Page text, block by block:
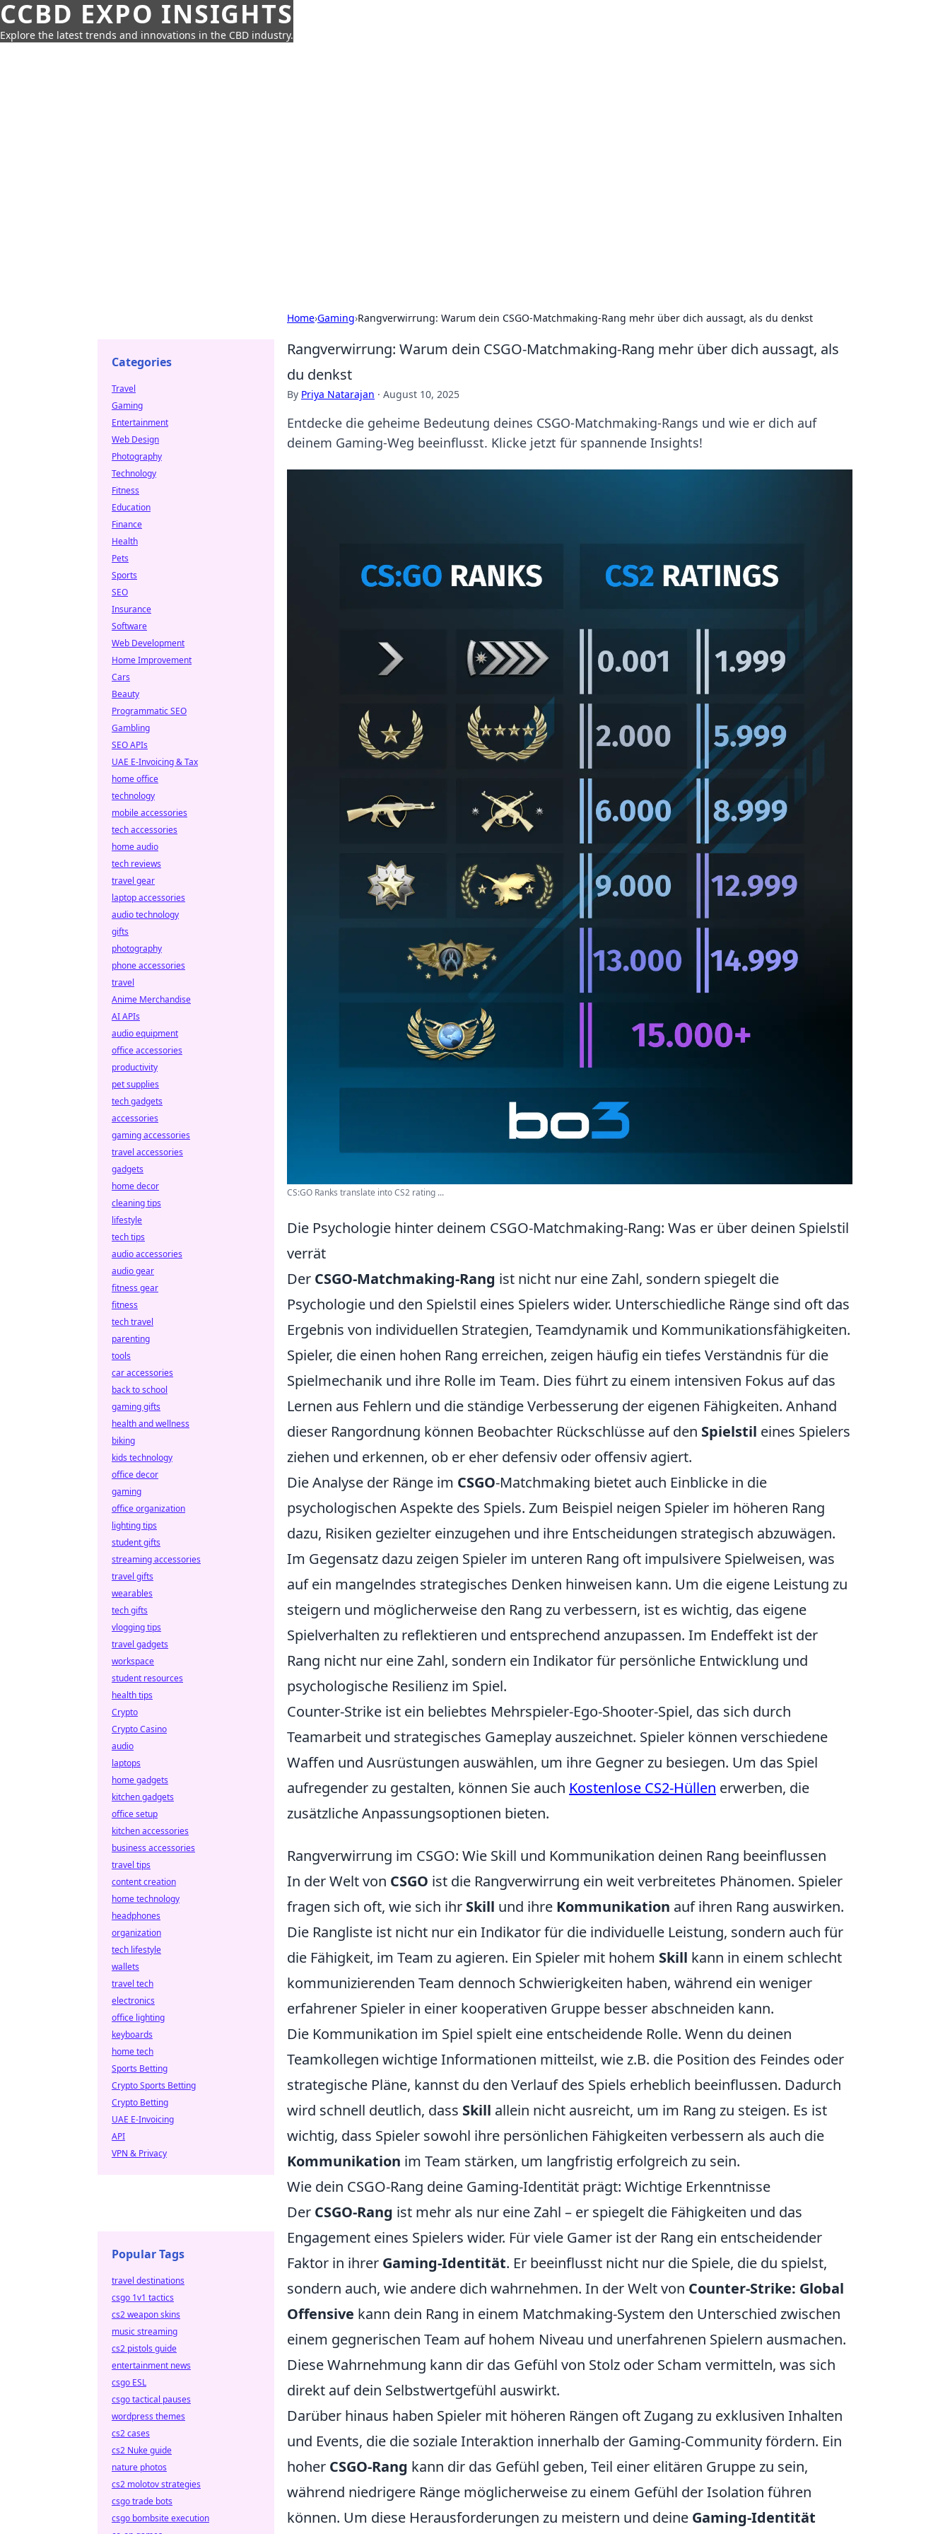
CCBD EXPO INSIGHTS
Explore the latest trends and innovations in the CBD industry.
Home›Gaming›Rangverwirrung: Warum dein CSGO-Matchmaking-Rang mehr über dich aussagt, als du denkst
Rangverwirrung: Warum dein CSGO-Matchmaking-Rang mehr über dich aussagt, als
du denkst
By Priya Natarajan · August 10, 2025
Entdecke die geheime Bedeutung deines CSGO-Matchmaking-Rangs und wie er dich auf
deinem Gaming-Weg beeinflusst. Klicke jetzt für spannende Insights!
CS:GO Ranks translate into CS2 rating ...
Die Psychologie hinter deinem CSGO-Matchmaking-Rang: Was er über deinen Spielstil
verrät
Der CSGO-Matchmaking-Rang ist nicht nur eine Zahl, sondern spiegelt die
Psychologie und den Spielstil eines Spielers wider. Unterschiedliche Ränge sind oft das
Ergebnis von individuellen Strategien, Teamdynamik und Kommunikationsfähigkeiten.
Spieler, die einen hohen Rang erreichen, zeigen häufig ein tiefes Verständnis für die
Spielmechanik und ihre Rolle im Team. Dies führt zu einem intensiven Fokus auf das
Lernen aus Fehlern und die ständige Verbesserung der eigenen Fähigkeiten. Anhand
dieser Rangordnung können Beobachter Rückschlüsse auf den Spielstil eines Spielers
ziehen und erkennen, ob er eher defensiv oder offensiv agiert.
Die Analyse der Ränge im CSGO-Matchmaking bietet auch Einblicke in die
psychologischen Aspekte des Spiels. Zum Beispiel neigen Spieler im höheren Rang
dazu, Risiken gezielter einzugehen und ihre Entscheidungen strategisch abzuwägen.
Im Gegensatz dazu zeigen Spieler im unteren Rang oft impulsivere Spielweisen, was
auf ein mangelndes strategisches Denken hinweisen kann. Um die eigene Leistung zu
steigern und möglicherweise den Rang zu verbessern, ist es wichtig, das eigene
Spielverhalten zu reflektieren und entsprechend anzupassen. Im Endeffekt ist der
Rang nicht nur eine Zahl, sondern ein Indikator für persönliche Entwicklung und
psychologische Resilienz im Spiel.
Counter-Strike ist ein beliebtes Mehrspieler-Ego-Shooter-Spiel, das sich durch
Teamarbeit und strategisches Gameplay auszeichnet. Spieler können verschiedene
Waffen und Ausrüstungen auswählen, um ihre Gegner zu besiegen. Um das Spiel
aufregender zu gestalten, können Sie auch Kostenlose CS2-Hüllen erwerben, die
zusätzliche Anpassungsoptionen bieten.
Rangverwirrung im CSGO: Wie Skill und Kommunikation deinen Rang beeinflussen
In der Welt von CSGO ist die Rangverwirrung ein weit verbreitetes Phänomen. Spieler
fragen sich oft, wie sich ihr Skill und ihre Kommunikation auf ihren Rang auswirken.
Die Rangliste ist nicht nur ein Indikator für die individuelle Leistung, sondern auch für
die Fähigkeit, im Team zu agieren. Ein Spieler mit hohem Skill kann in einem schlecht
kommunizierenden Team dennoch Schwierigkeiten haben, während ein weniger
erfahrener Spieler in einer kooperativen Gruppe besser abschneiden kann.
Die Kommunikation im Spiel spielt eine entscheidende Rolle. Wenn du deinen
Teamkollegen wichtige Informationen mitteilst, wie z.B. die Position des Feindes oder
strategische Pläne, kannst du den Verlauf des Spiels erheblich beeinflussen. Dadurch
wird schnell deutlich, dass Skill allein nicht ausreicht, um im Rang zu steigen. Es ist
wichtig, dass Spieler sowohl ihre persönlichen Fähigkeiten verbessern als auch die
Kommunikation im Team stärken, um langfristig erfolgreich zu sein.
Wie dein CSGO-Rang deine Gaming-Identität prägt: Wichtige Erkenntnisse
Der CSGO-Rang ist mehr als nur eine Zahl – er spiegelt die Fähigkeiten und das
Engagement eines Spielers wider. Für viele Gamer ist der Rang ein entscheidender
Faktor in ihrer Gaming-Identität. Er beeinflusst nicht nur die Spiele, die du spielst,
sondern auch, wie andere dich wahrnehmen. In der Welt von Counter-Strike: Global
Offensive kann dein Rang in einem Matchmaking-System den Unterschied zwischen
einem gegnerischen Team auf hohem Niveau und unerfahrenen Spielern ausmachen.
Diese Wahrnehmung kann dir das Gefühl von Stolz oder Scham vermitteln, was sich
direkt auf dein Selbstwertgefühl auswirkt.
Darüber hinaus haben Spieler mit höheren Rängen oft Zugang zu exklusiven Inhalten
und Events, die die soziale Interaktion innerhalb der Gaming-Community fördern. Ein
hoher CSGO-Rang kann dir das Gefühl geben, Teil einer elitären Gruppe zu sein,
während niedrigere Ränge möglicherweise zu einem Gefühl der Isolation führen
können. Um diese Herausforderungen zu meistern und deine Gaming-Identität
Categories
Travel
Gaming
Entertainment
Web Design
Photography
Technology
Fitness
Education
Finance
Health
Pets
Sports
SEO
Insurance
Software
Web Development
Home Improvement
Cars
Beauty
Programmatic SEO
Gambling
SEO APIs
UAE E-Invoicing & Tax
home office
technology
mobile accessories
tech accessories
home audio
tech reviews
travel gear
laptop accessories
audio technology
gifts
photography
phone accessories
travel
Anime Merchandise
AI APIs
audio equipment
office accessories
productivity
pet supplies
tech gadgets
accessories
gaming accessories
travel accessories
gadgets
home decor
cleaning tips
lifestyle
tech tips
audio accessories
audio gear
fitness gear
fitness
tech travel
parenting
tools
car accessories
back to school
gaming gifts
health and wellness
biking
kids technology
office decor
gaming
office organization
lighting tips
student gifts
streaming accessories
travel gifts
wearables
tech gifts
vlogging tips
travel gadgets
workspace
student resources
health tips
Crypto
Crypto Casino
audio
laptops
home gadgets
kitchen gadgets
office setup
kitchen accessories
business accessories
travel tips
content creation
home technology
headphones
organization
tech lifestyle
wallets
travel tech
electronics
office lighting
keyboards
home tech
Sports Betting
Crypto Sports Betting
Crypto Betting
UAE E-Invoicing
API
VPN & Privacy
Popular Tags
travel destinations
csgo 1v1 tactics
cs2 weapon skins
music streaming
cs2 pistols guide
entertainment news
csgo ESL
csgo tactical pauses
wordpress themes
cs2 cases
cs2 Nuke guide
nature photos
cs2 molotov strategies
csgo trade bots
csgo bombsite execution